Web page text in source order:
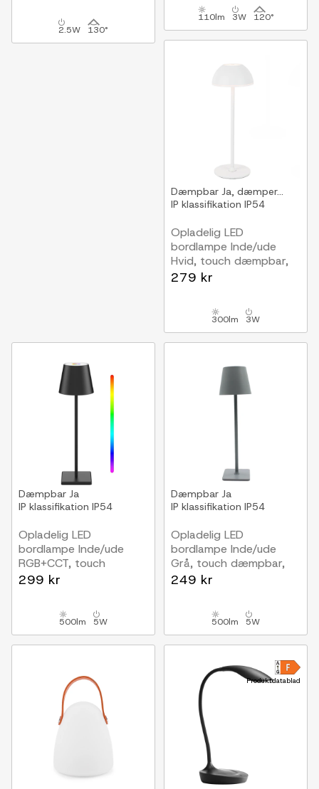
2.5W 130°
110lm 3W 120°
Dæmpbar Ja, dæmper...
IP klassifikation IP54
Opladelig LED
bordlampe Inde/ude
Hvid, touch dæmpbar,
3i1, IP54 udendørs
279 kr
300lm 3W
Dæmpbar Ja
IP klassifikation IP54
Opladelig LED
bordlampe Inde/ude
RGB+CCT, touch
dæmpbar, IP54
299 kr
500lm 5W
Dæmpbar Ja
IP klassifikation IP54
Opladelig LED
bordlampe Inde/ude
Grå, touch dæmpbar,
CCT, IP54 udendørs
249 kr
500lm 5W
Produktdatablad